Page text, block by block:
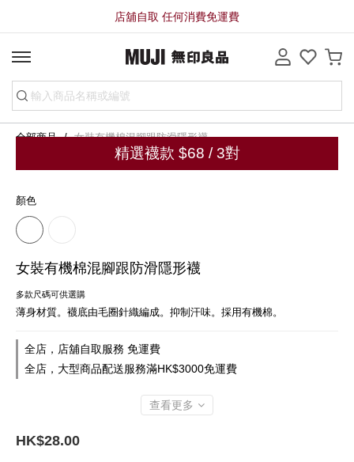
店舖自取 任何消費免運費
全部商品 女裝有機棉混腳跟防滑隱形襪
精選襪款 $68 / 3對
顏色
女裝有機棉混腳跟防滑隱形襪
多款尺碼可供選購
薄身材質。襪底由毛圈針織編成。抑制汗味。採用有機棉。
全店，店舖自取服務 免運費
全店，大型商品配送服務滿HK$3000免運費
查看更多
HK$28.00